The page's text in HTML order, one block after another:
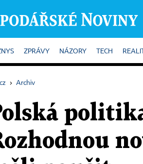
ZPRÁVY NÁZORY TECH
› Archiv